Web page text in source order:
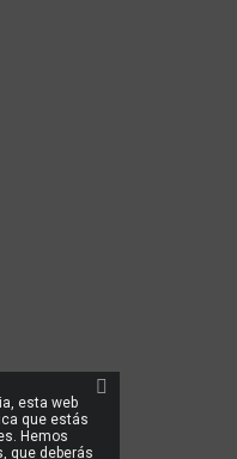
esta web
que estás
Hemos
que deberás